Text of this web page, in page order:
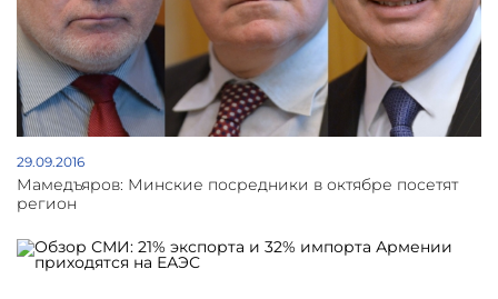
29.09.2016
Мамедъяров: Минские посредники в октябре посетят
регион